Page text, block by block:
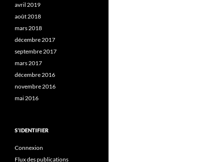
avril 2019
août 2018
mars 2018
décembre 2017
septembre 2017
mars 2017
décembre 2016
novembre 2016
mai 2016
S’IDENTIFIER
Connexion
Flux des publications